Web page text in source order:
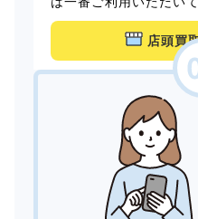
店頭買